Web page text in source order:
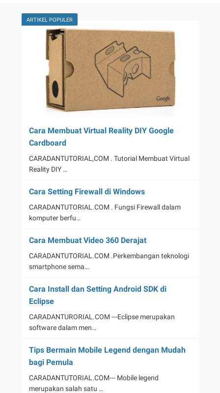
ARTIKEL POPULER
Cara Membuat Virtual Reality DIY Google
Cardboard
CARADANTUTORIAL,COM . Tutorial Membuat Virtual
Reality DIY …
Cara Setting Firewall di Windows
CARADANTUTORIAL.COM . Fungsi Firewall dalam
komputer berfu…
Cara Membuat Video 360 Derajat
CARADANTUTORIAL.COM .Perkembangan teknologi
smartphone sema…
Cara Install dan Setting Android SDK di
Eclipse
CARADANTURORIAL.COM ---Eclipse merupakan
software dalam men…
Tips Bermain Mobile Legend dengan Mudah
bagi Pemula
CARADANTUTORIAL.COM--- Mobile legend
merupakan salah satu …